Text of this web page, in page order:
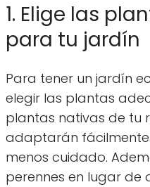
1. Elige las
para tu jardín
Para tener un jardín
elegir las plantas
plantas nativas de tu
adaptarán
menos cuidado.
perennes en lugar de